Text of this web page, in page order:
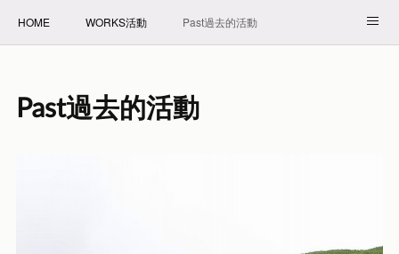
HOME WORKS活動 Past過去的活動
Past過去的活動